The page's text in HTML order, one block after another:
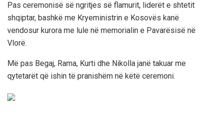
Pas ceremonisë së ngritjes së flamurit, liderët e shtetit
shqiptar, bashkë me Kryeministrin e Kosovës kanë
vendosur kurora me lule në memorialin e Pavarësisë në
Vlorë.
Më pas Begaj, Rama, Kurti dhe Nikolla janë takuar me
qytetarët që ishin të pranishëm në këtë ceremoni.